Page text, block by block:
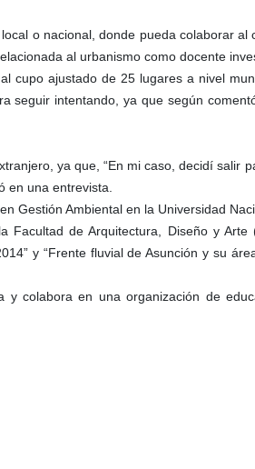
o nacional, donde pueda colaborar al
al urbanismo como docente
cupo ajustado de 25 lugares a nivel
seguir intentando, ya que según
ya que, “En mi caso, decidí salir
en una entrevista.
Gestión Ambiental en la Universidad
de Arquitectura, Diseño y Arte
y “Frente fluvial de Asunción y su
colabora en una organización de